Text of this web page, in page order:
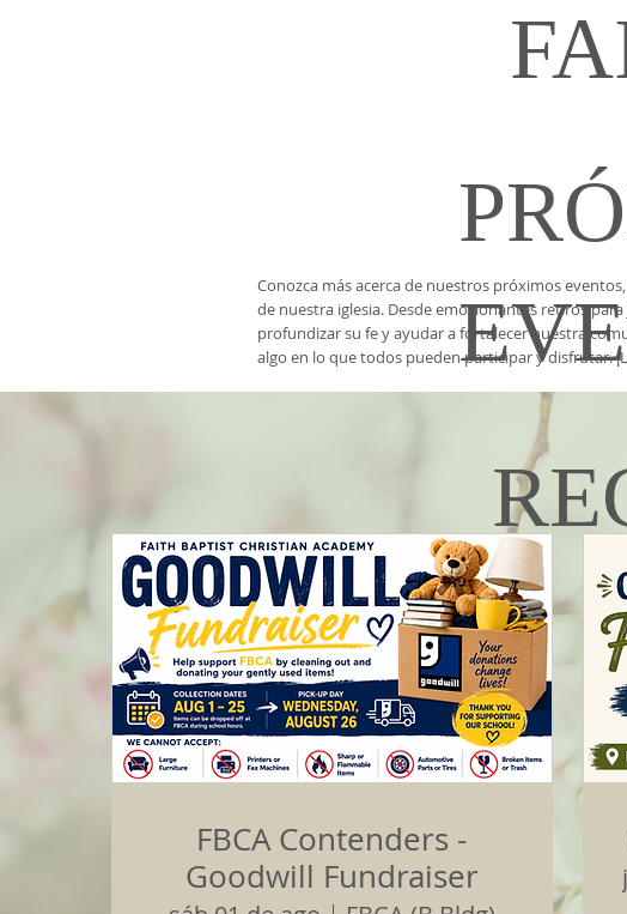
Conozca más acerca de nuestros próximos
de nuestra iglesia. Desde emocionantes retiros
profundizar su fe y ayudar a fortalecer nuestra
algo en lo que todos pueden participar y disfrutar.
FBCA Contenders -
Goodwill Fundraiser